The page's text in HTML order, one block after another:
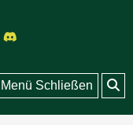
Menü Schließen